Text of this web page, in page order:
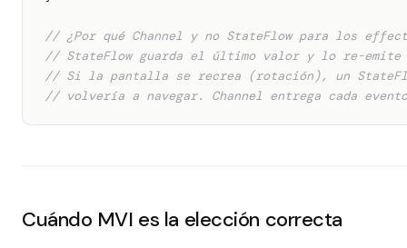
// ¿Por qué Channel y no StateFlow para los
// StateFlow guarda el último valor y lo re-emite
// Si la pantalla se recrea (rotación), un
// volvería a navegar. Channel entrega cada
Cuándo MVI es la elección correcta